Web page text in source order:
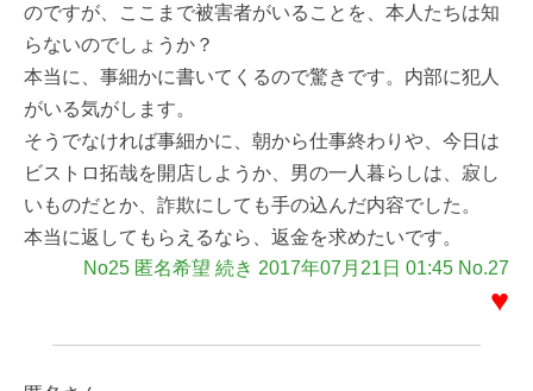
のですが、ここまで被害者がいることを、本人たちは知
らないのでしょうか？
本当に、事細かに書いてくるので驚きです。内部に犯人
がいる気がします。
そうでなければ事細かに、朝から仕事終わりや、今日は
ビストロ拓哉を開店しようか、男の一人暮らしは、寂し
いものだとか、詐欺にしても手の込んだ内容でした。
本当に返してもらえるなら、返金を求めたいです。
No25 匿名希望 続き 2017年07月21日 01:45 No.27
♥